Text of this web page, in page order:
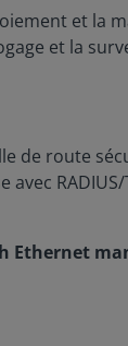
et la
et la
de route
Ethernet